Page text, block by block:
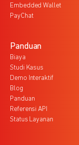
Embedded Wallet
PayChat
Panduan
Biaya
Studi Kasus
Demo Interaktif
Blog
Panduan
Referensi API
Status Layanan